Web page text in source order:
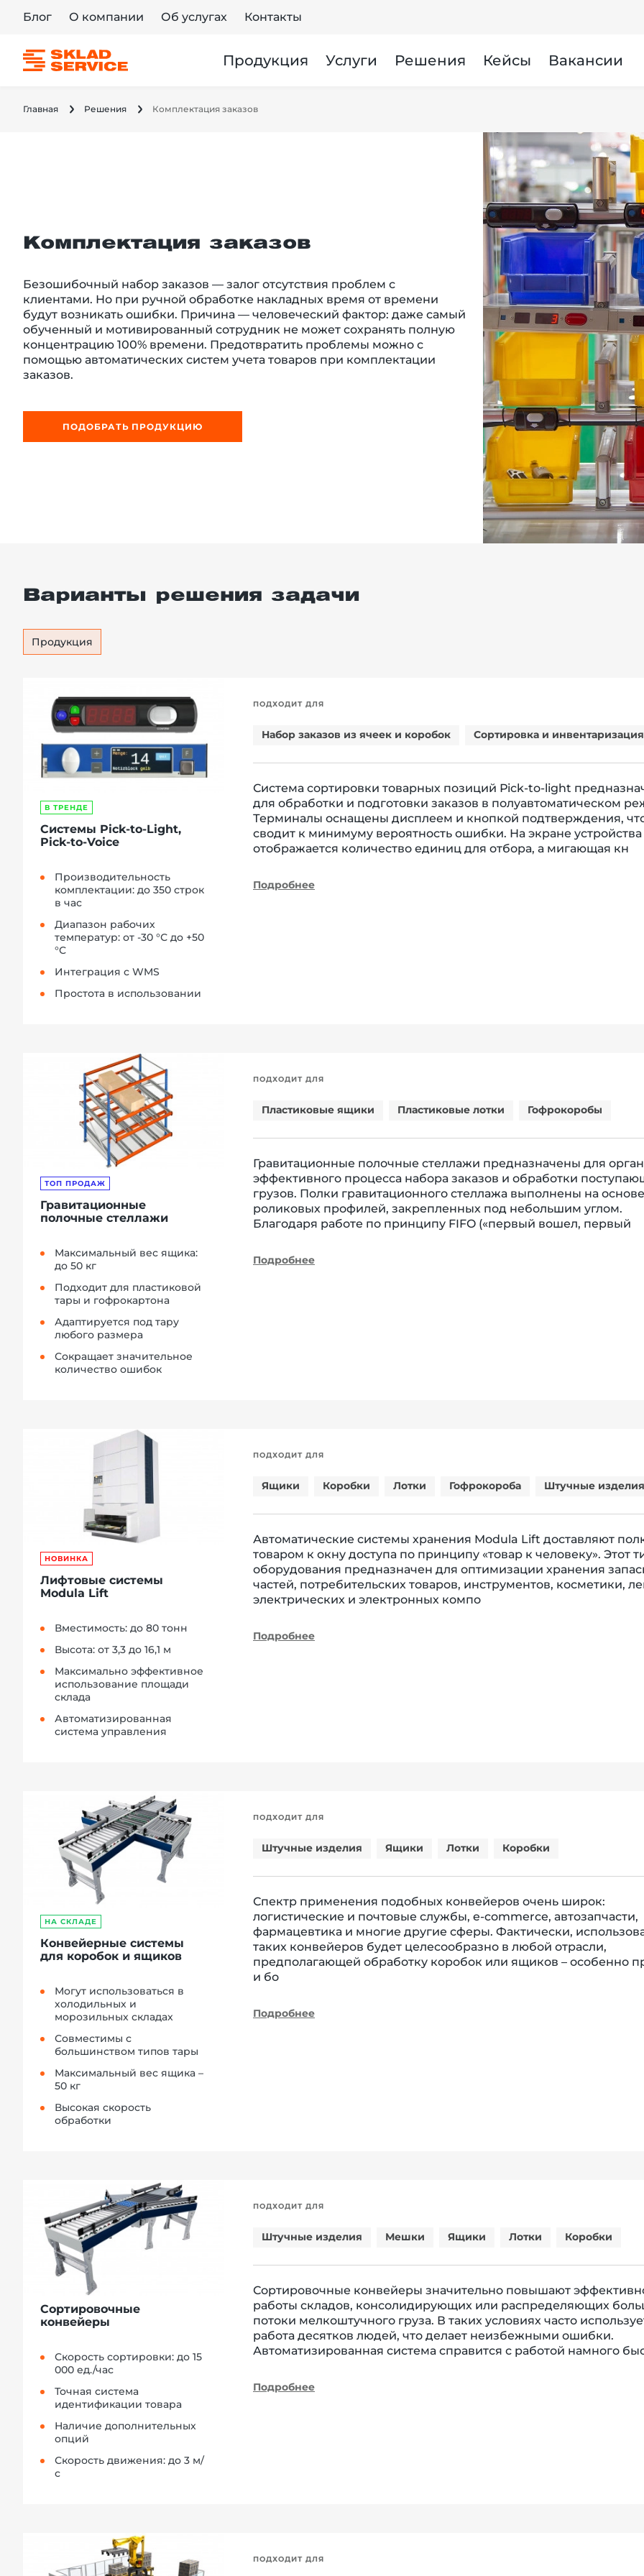
Блог О компании Об услугах Контакты
Продукция Услуги Решения Кейсы Вакансии
Главная Решения Комплектация заказов
Комплектация заказов
Безошибочный набор заказов — залог отсутствия проблем с
клиентами. Но при ручной обработке накладных время от времени
будут возникать ошибки. Причина — человеческий фактор: даже самый
обученный и мотивированный сотрудник не может сохранять полную
концентрацию 100% времени. Предотвратить проблемы можно с
помощью автоматических систем учета товаров при комплектации
заказов.
ПОДОБРАТЬ ПРОДУКЦИЮ
Варианты решения задачи
Продукция
В ТРЕНДЕ
Системы Pick-to-Light,
Pick-to-Voice
Производительность
комплектации: до 350 строк
в час
Диапазон рабочих
температур: от -30 °С до +50
°С
Интеграция с WMS
Простота в использовании
ПОДХОДИТ ДЛЯ
Набор заказов из ячеек и коробок Сортировка и инвентаризация
Система сортировки товарных позиций Рick-to-light
для обработки и подготовки заказов в полуавтоматическом
Терминалы оснащены дисплеем и кнопкой подтверждения,
сводит к минимуму вероятность ошибки. На экране устройства
отображается количество единиц для отбора, а мигающая кн
Подробнее
ТОП ПРОДАЖ
Гравитационные
полочные стеллажи
Максимальный вес ящика:
до 50 кг
Подходит для пластиковой
тары и гофрокартона
Адаптируется под тару
любого размера
Сокращает значительное
количество ошибок
ПОДХОДИТ ДЛЯ
Пластиковые ящики Пластиковые лотки Гофрокоробы
Гравитационные полочные стеллажи предназначены для
эффективного процесса набора заказов и обработки
грузов. Полки гравитационного стеллажа выполнены на основе
роликовых профилей, закрепленных под небольшим углом.
Благодаря работе по принципу FIFO («первый вошел, первый
Подробнее
НОВИНКА
Лифтовые системы
Modula Lift
Вместимость: до 80 тонн
Высота: от 3,3 до 16,1 м
Максимально эффективное
использование площади
склада
Автоматизированная
система управления
ПОДХОДИТ ДЛЯ
Ящики Коробки Лотки Гофрокороба Штучные изделия
Автоматические системы хранения Modula Lift доставляют
товаром к окну доступа по принципу «товар к человеку». Этот
оборудования предназначен для оптимизации хранения
частей, потребительских товаров, инструментов, косметики,
электрических и электронных компо
Подробнее
НА СКЛАДЕ
Конвейерные системы
для коробок и ящиков
Могут использоваться в
холодильных и
морозильных складах
Совместимы с
большинством типов тары
Максимальный вес ящика –
50 кг
Высокая скорость
обработки
ПОДХОДИТ ДЛЯ
Штучные изделия Ящики Лотки Коробки
Спектр применения подобных конвейеров очень широк:
логистические и почтовые службы, e-commerce, автозапчасти,
фармацевтика и многие другие сферы. Фактически,
таких конвейеров будет целесообразно в любой отрасли,
предполагающей обработку коробок или ящиков – особенно
и бо
Подробнее
Сортировочные
конвейеры
Скорость сортировки: до 15
000 ед./час
Точная система
идентификации товара
Наличие дополнительных
опций
Скорость движения: до 3 м/
с
ПОДХОДИТ ДЛЯ
Штучные изделия Мешки Ящики Лотки Коробки
Сортировочные конвейеры значительно повышают
работы складов, консолидирующих или распределяющих
потоки мелкоштучного груза. В таких условиях часто
работа десятков людей, что делает неизбежными ошибки.
Автоматизированная система справится с работой намного
Подробнее
ПОДХОДИТ ДЛЯ